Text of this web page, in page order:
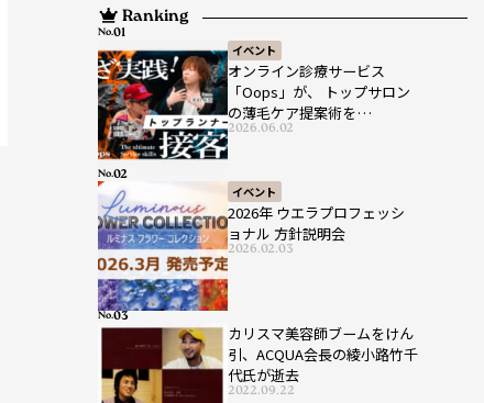
Ranking
イベント
オンライン診療サービス
「Oops」が、 トップサロン
の薄毛ケア提案術を
HAIRCAMPで公開！
2026.06.02
No.
イベント
2026年 ウエラプロフェッシ
ョナル 方針説明会
2026.02.03
No.
カリスマ美容師ブームをけん
引、ACQUA会長の綾小路竹千
代氏が逝去
2022.09.22
No.